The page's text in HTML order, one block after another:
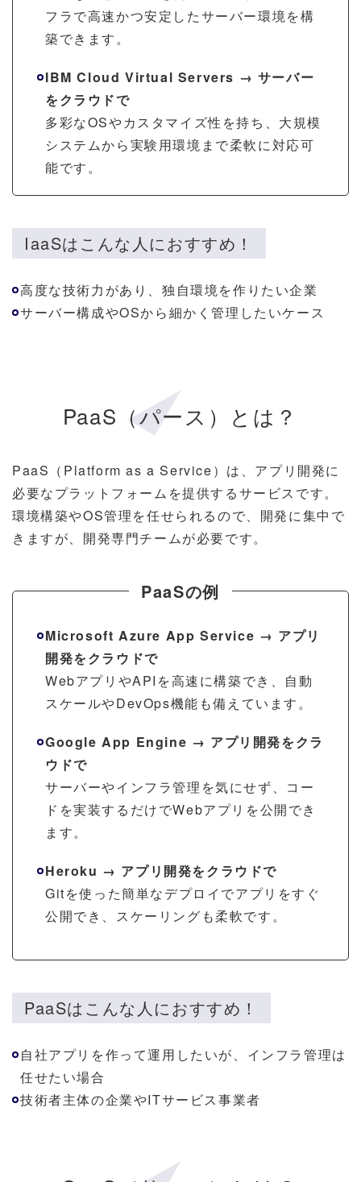
フラで高速かつ安定したサーバー環境を構
築できます。
IBM Cloud Virtual Servers → サーバー
をクラウドで
多彩なOSやカスタマイズ性を持ち、大規模
システムから実験用環境まで柔軟に対応可
能です。
IaaSはこんな人におすすめ！
高度な技術力があり、独自環境を作りたい企業
サーバー構成やOSから細かく管理したいケース
PaaS（パース）とは？
PaaS（Platform as a Service）は、アプリ開発に
必要なプラットフォームを提供するサービスです。
環境構築やOS管理を任せられるので、開発に集中で
きますが、開発専門チームが必要です。
PaaSの例
Microsoft Azure App Service → アプリ
開発をクラウドで
WebアプリやAPIを高速に構築でき、自動
スケールやDevOps機能も備えています。
Google App Engine → アプリ開発をクラ
ウドで
サーバーやインフラ管理を気にせず、コー
ドを実装するだけでWebアプリを公開でき
ます。
Heroku → アプリ開発をクラウドで
Gitを使った簡単なデプロイでアプリをすぐ
公開でき、スケーリングも柔軟です。
PaaSはこんな人におすすめ！
自社アプリを作って運用したいが、インフラ管理は
任せたい場合
技術者主体の企業やITサービス事業者